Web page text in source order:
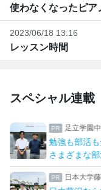
使わなくなったピア
2023/06/18 13:16
レッスン時間
スペシャル連載
共立女子
何事にも挑戦
部活に留学
八王子学